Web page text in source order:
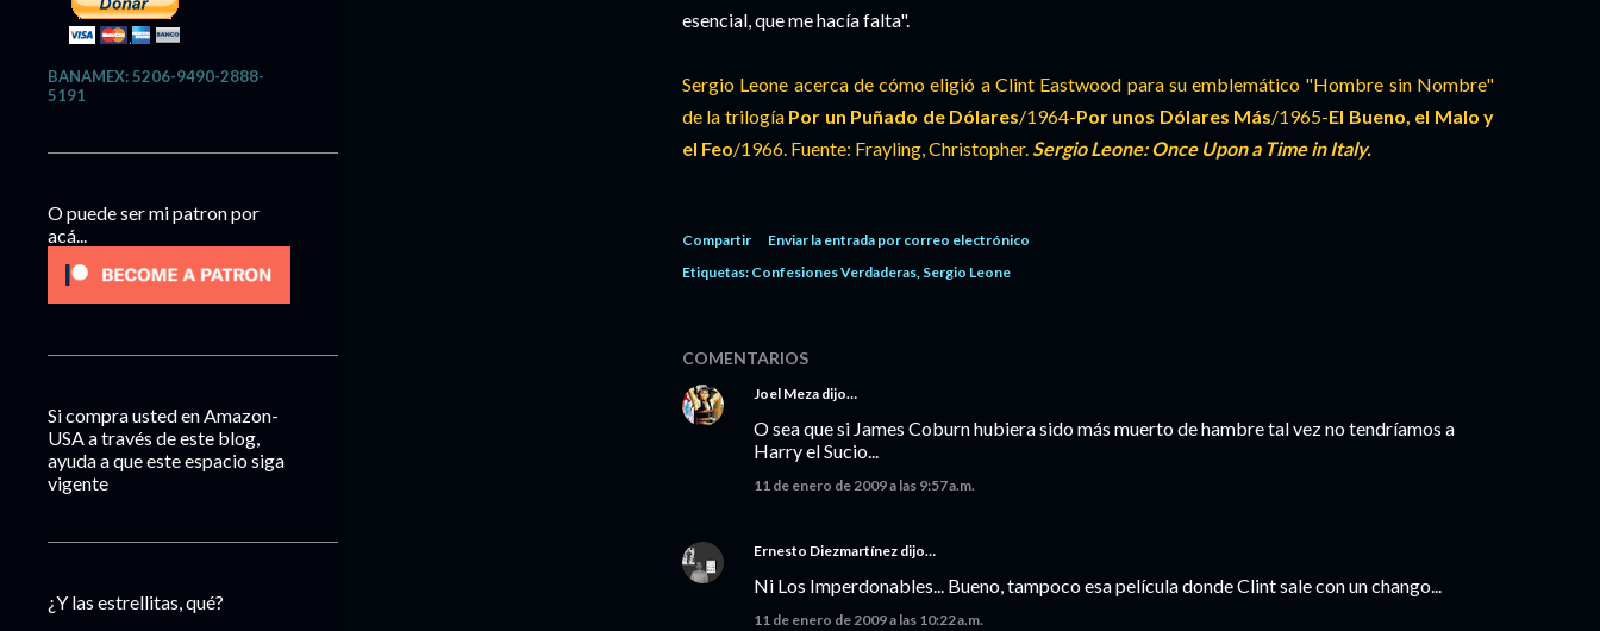
esencial, que me hacía falta".
Sergio Leone acerca de cómo eligió a Clint Eastwood para su emblemático "Hombre sin Nombre"
de la trilogía Por un Puñado de Dólares/1964-Por unos Dólares Más/1965-El Bueno, el Malo y
el Feo/1966. Fuente: Frayling, Christopher.Sergio Leone: Once Upon a Time in Italy.
Compartir
Enviar la entrada por correo electrónico
Etiquetas: Confesiones Verdaderas Sergio Leone
COMENTARIOS
Joel Meza dijo…
O sea que si James Coburn hubiera sido más muerto de hambre tal vez no tendríamos a
Harry el Sucio...
11 de enero de 2009 a las 9:57 a.m.
Ernesto Diezmartínez dijo…
Ni Los Imperdonables... Bueno, tampoco esa película donde Clint sale con un chango...
11 de enero de 2009 a las 10:22 a.m.
BANAMEX: 5206-9490-2888-
5191
O puede ser mi patron por
acá...
Si compra usted en Amazon-
USA a través de este blog,
ayuda a que este espacio siga
vigente
¿Y las estrellitas, qué?